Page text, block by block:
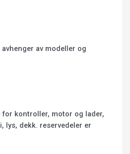
av modeller og
for kontroller, motor og lader,
lys, dekk. reservedeler er